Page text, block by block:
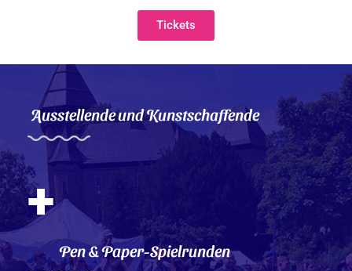
Tickets
Ausstellende und Kunstschaffende
Pen & Paper-Spielrunden
+